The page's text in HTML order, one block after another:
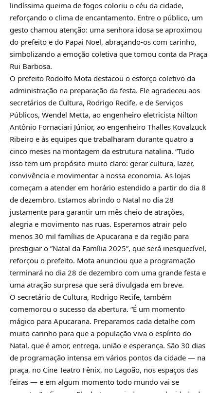
lindíssima queima de fogos coloriu o céu da cidade,
reforçando o clima de encantamento. Entre o público, um
gesto chamou atenção: uma senhora idosa se aproximou
do prefeito e do Papai Noel, abraçando-os com carinho,
simbolizando a emoção coletiva que tomou conta da Praça
Rui Barbosa.
O prefeito Rodolfo Mota destacou o esforço coletivo da
administração na preparação da festa. Ele agradeceu aos
secretários de Cultura, Rodrigo Recife, e de Serviços
Públicos, Wendel Metta, ao engenheiro eletricista Nilton
Antônio Fornaciari Júnior, ao engenheiro Thalles Kovalzuck
Ribeiro e às equipes que trabalharam durante quatro a
cinco meses na montagem da estrutura natalina. “Tudo
isso tem um propósito muito claro: gerar cultura, lazer,
convivência e movimentar a nossa economia. As lojas
começam a atender em horário estendido a partir do dia 8
de dezembro. Estamos abrindo o Natal no dia 28
justamente para garantir um mês cheio de atrações,
alegria e movimento nas ruas. Esperamos atrair pelo
menos 30 mil famílias de Apucarana e da região para
prestigiar o ”Natal da Família 2025”, que será inesquecível,
reforçou o prefeito. Mota anunciou que a programação
terminará no dia 28 de dezembro com uma grande festa e
uma atração surpresa que será divulgada em breve.
O secretário de Cultura, Rodrigo Recife, também
comemorou o sucesso da abertura. “É um momento
mágico para Apucarana. Preparamos cada detalhe com
muito carinho para que a população viva o espírito do
Natal, que é amor, entrega, união e esperança. São 30 dias
de programação intensa em vários pontos da cidade — na
praça, no Cine Teatro Fênix, no Lagoão, nos espaços das
feiras — e em algum momento todo mundo vai se